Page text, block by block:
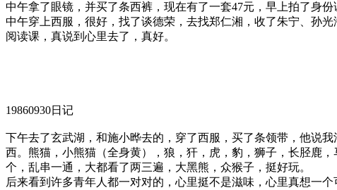
中午拿了眼镜，并买了条西裤，现在有了一套47元，早上拍了身份
中午穿上西服，很好，找了谈德荣，去找郑仁湘，收了朱宁、孙
阅读课，真说到心里去了，真好。
19860930日记
下午去了玄武湖，和施小晔去的，穿了西服，买了条领带，他说
西。熊猫，小熊猫（全身黄），狼，犴，虎，豹，狮子，长胫鹿
个，乱串一通，大都看了两三遍，大黑熊，众猴子，挺好玩。
后来看到许多青年人都一对对的，心里挺不是滋味，心里真想一